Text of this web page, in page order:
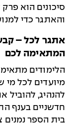
סיכונים הוא
והאתגר כדי
אתגר לכל –
המתאימה לכם
הלימודים
מיועדים לכל מי
להנהיג, להוביל
חדשניים בענף
בית הספר נמנים